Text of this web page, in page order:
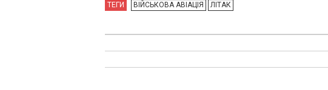
ТЕГИ ВІЙСЬКОВА АВІАЦІЯ ЛІТАК